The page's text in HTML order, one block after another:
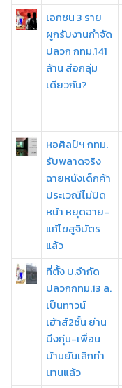
เอกชน 3 ราย
ผูกรับงานกำจัด
ปลวก กทม.141
ล้าน ส่อกลุ่ม
เดียวกัน?
หอศิลป์ฯ กทม.
รับพลาดจริง
ฉายหนังเด็กค้า
ประเวณีไม่ปิด
หน้า หยุดฉาย-
แก้ไขสูจิบัตร
แล้ว
ที่ตั้ง บ.จำกัด
ปลวกกทม.13 ล.
เป็นทาวน์
เฮ้าส์2ชั้น ย่าน
บึงกุ่ม-เพื่อน
บ้านยันเลิกทำ
นานแล้ว